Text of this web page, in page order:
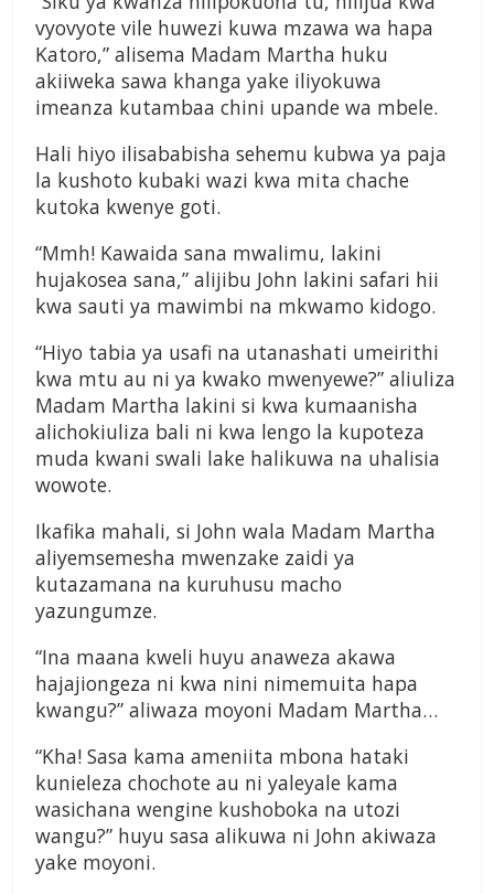
vyovyote vile huwezi kuwa mzawa wa hapa
Katoro,” alisema Madam Martha huku
akiiweka sawa khanga yake iliyokuwa
imeanza kutambaa chini upande wa mbele.
Hali hiyo ilisababisha sehemu kubwa ya paja
la kushoto kubaki wazi kwa mita chache
kutoka kwenye goti.
“Mmh! Kawaida sana mwalimu, lakini
hujakosea sana,” alijibu John lakini safari hii
kwa sauti ya mawimbi na mkwamo kidogo.
“Hiyo tabia ya usafi na utanashati umeirithi
kwa mtu au ni ya kwako mwenyewe?” aliuliza
Madam Martha lakini si kwa kumaanisha
alichokiuliza bali ni kwa lengo la kupoteza
muda kwani swali lake halikuwa na uhalisia
wowote.
Ikafika mahali, si John wala Madam Martha
aliyemsemesha mwenzake zaidi ya
kutazamana na kuruhusu macho
yazungumze.
“Ina maana kweli huyu anaweza akawa
hajajiongeza ni kwa nini nimemuita hapa
kwangu?” aliwaza moyoni Madam Martha…
“Kha! Sasa kama ameniita mbona hataki
kunieleza chochote au ni yaleyale kama
wasichana wengine kushoboka na utozi
wangu?” huyu sasa alikuwa ni John akiwaza
yake moyoni.